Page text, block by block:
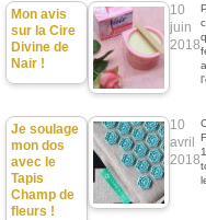
Mon avis
sur la Cire
Divine de
Nair !
10
juin
2018
Je soulage
mon dos
avec le
Tapis
Champ de
fleurs !
10
avril
2018